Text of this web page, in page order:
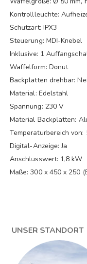
Kontrollleuchte:
Schutzart: IPX3
Steuerung: MDI-Knebel
Inklusive: 1
Waffelform: Donut
Backplatten drehbar:
Material: Edelstahl
Spannung: 230 V
Material Backplatten:
Temperaturbereich von:
Digital-Anzeige: Ja
Anschlusswert: 1,8 kW
Maße: 300 x 450 x 250
UNSER STANDORT